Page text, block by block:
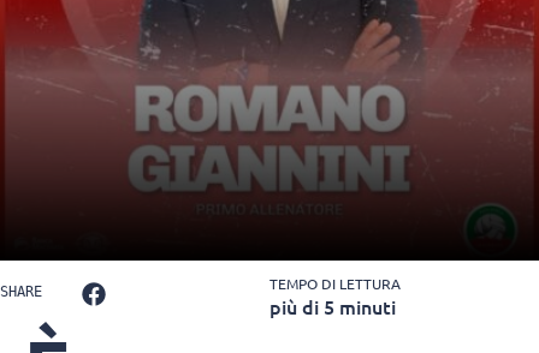
SHARE TEMPO DI LETTURA
più di 5 minuti